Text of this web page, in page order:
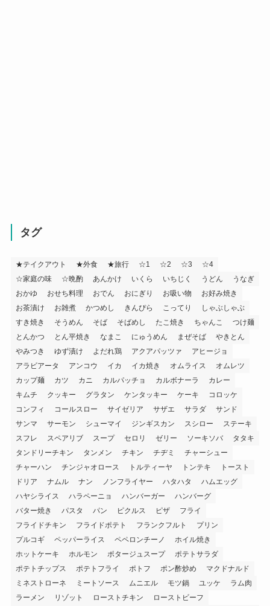
タグ
★テイクアウト ★外食 ★旅行 ☆1 ☆2 ☆3
☆4
☆家庭の味
☆晩酌 あんかけ いくら いちじく うどん
うなぎ
おかゆ
おせち料理 おでん おにぎり お吸い物
お好み焼き
お茶漬け
お雑煮 かつめし きんぴら こってり
しゃぶしゃぶ
すき焼き
そうめん そば そばめし たこ焼き ちゃんこ
つけ麺
とんかつ
とん平焼き なまこ にゅうめん まぜそば
やきとん
やみつき
ゆず漬け よだれ鶏 アクアパッツァ
アヒージョ
アラビアータ
アンコウ イカ イカ焼き オムライス
オムレツ
カップ麺
カツ カニ カルパッチョ カルボナーラ
カレー
キムチ
クッキー グラタン ケンタッキー ケーキ
コロッケ
コンフィ
コールスロー サイゼリア サザエ サラダ
サンド
サンマ
サーモン シューマイ ジンギスカン スシロー
ステーキ
スフレ
スペアリブ スープ セロリ ゼリー ソーキソバ
タタキ
タンドリーチキン
タンメン チキン チヂミ
チャーシュー
チャーハン
チンジャオロース トルティーヤ トンテキ
トースト
ドリア
ナムル ナン ノンフライヤー ハタハタ
ハムエッグ
ハヤシライス
ハラペーニョ ハンバーガー
ハンバーグ
バター焼き
パスタ パン ピクルス ピザ
フライ
フライドチキン
フライドポテト フランクフルト
プリン
プルコギ
ペッパーライス ペペロンチーノ
ホイル焼き
ホットケーキ
ホルモン ポタージュスープ
ポテトサラダ
ポテトチップス
ポテトフライ ポトフ ポン酢炒め
マクドナルド
ミネストローネ
ミートソース ムニエル モツ鍋 ユッケ
ラム肉
ラーメン
リゾット ローストチキン ローストビーフ